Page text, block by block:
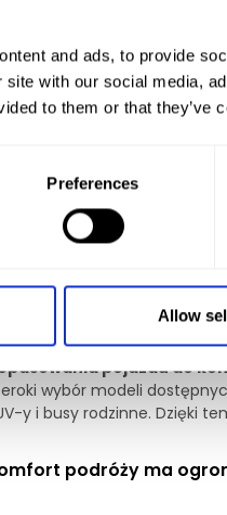
and ads, to provide
site with our social media,
to them or that
Preferences
Allow
wyjazdy wymagają
potrafią zająć
dobrać auto do wyjazdu,
z potrzeby
i zapewnia więcej
samochodu
więcej osób przed
szczególnie
się na co dzień,
pojazdu do
wybór modeli
y i busy rodzinne. Dzięki
podróży ma